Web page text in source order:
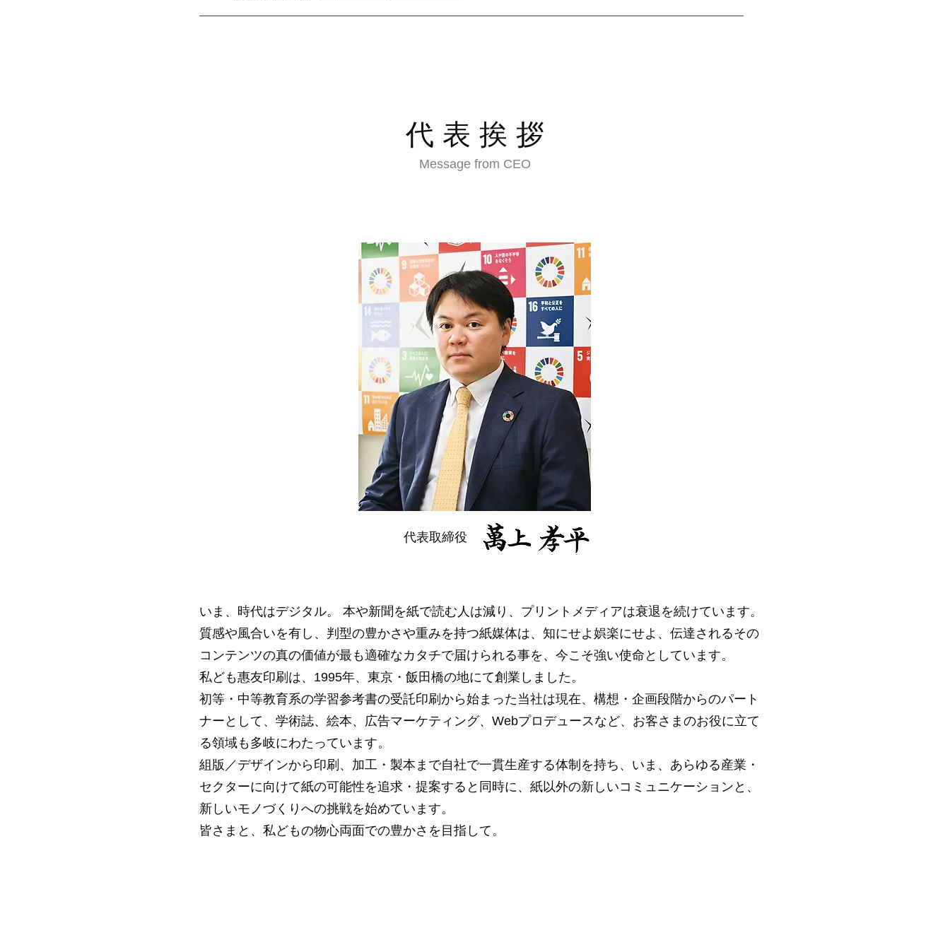
代表挨 拶
Message from CEO
​代表取締役
いま、時代はデジタル。 本や新聞を紙で読む人は減り、プリントメディアは衰退を続けています。
質感や風合いを有し、判型の豊かさや重みを持つ紙媒体は、知にせよ娯楽にせよ、伝達されるその
コンテンツの真の価値が最も適確なカタチで届けられる事を、今こそ強い使命としています。
私ども惠友印刷は、1995年、東京・飯田橋の地にて創業しました。
初等・中等教育系の学習参考書の受託印刷から始まった当社は現在、構想・企画段階からのパート
ナーとして、学術誌、絵本、広告マーケティング、Webプロデュースなど、お客さまのお役に立て
る領域も多岐にわたっています。
組版／デザインから印刷、加工・製本まで自社で一貫生産する体制を持ち、いま、あらゆる産業・
セクターに向けて紙の可能性を追求・提案すると同時に、紙以外の新しいコミュニケーションと、
新しいモノづくりへの挑戦を始めています。
皆さまと、私どもの物心両面での豊かさを目指して。